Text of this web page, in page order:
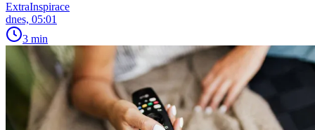
ExtraInspirace
dnes, 05:01
3 min